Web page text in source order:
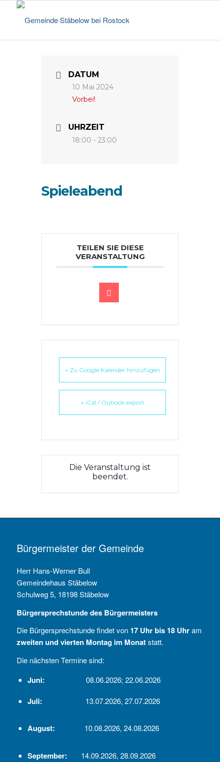
DATUM
10 Mai 2024
Vorbei!
UHRZEIT
18:00 - 23:00
Spieleabend
TEILEN SIE DIESE
VERANSTALTUNG
+ Zu Google Kalender hinzufügen
+ iCal / Outlook export
Die Veranstaltung ist
beendet.
Bürgermeister der Gemeinde
Herr Hans-Werner Bull
Gemeindehaus Stäbelow
Schulweg 5, 18198 Stäbelow
Bürgersprechstunde des Bürgermeisters
Die Bürgersprechstunde findet von 17 Uhr bis 18 Uhram
zweiten und vierten Montag im Monatstatt.
Die nächsten Termine sind:
Juni: 08.06.2026; 22.06.2026
Juli: 13.07.2026, 27.07.2026
August: 10.08.2026, 24.08.2026
September: 14.09.2026, 28.09.2026